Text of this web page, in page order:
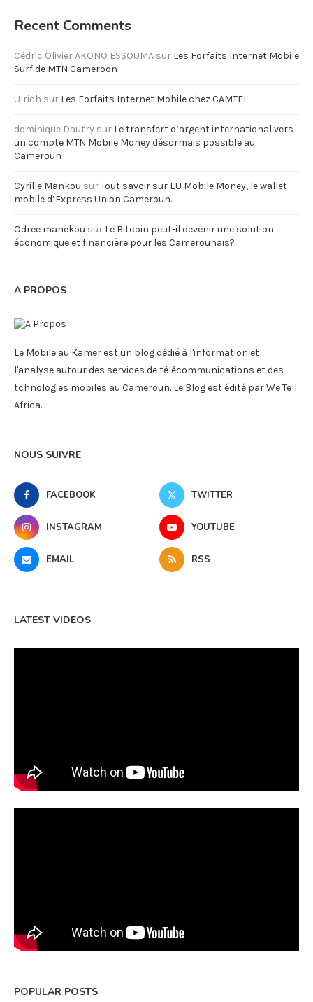
Recent Comments
Cédric Olivier AKONO ESSOUMA sur Les Forfaits Internet Mobile
Surf de MTN Cameroon
Ulrich sur Les Forfaits Internet Mobile chez CAMTEL
dominique Dautry sur Le transfert d’argent international vers
un compte MTN Mobile Money désormais possible au
Cameroun
Cyrille Mankou surTout savoir sur EU Mobile Money, le wallet
mobile d’Express Union Cameroun.
Odree manekou sur Le Bitcoin peut-il devenir une solution
économique et financière pour les Camerounais?
A PROPOS
Le Mobile au Kamer est un blog dédié à l'information et
l'analyse autour des services de télécommunications et des
tchnologies mobiles au Cameroun. Le Blog est édité par We Tell
Africa.
NOUS SUIVRE
FACEBOOK TWITTER
INSTAGRAM YOUTUBE
EMAIL RSS
LATEST VIDEOS
POPULAR POSTS